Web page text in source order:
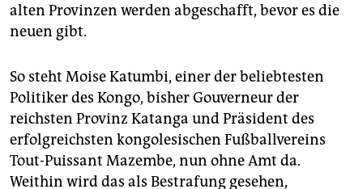
alten Provinzen werden abgeschafft, bevor es die
neuen gibt.
So steht Moise Katumbi, einer der beliebtesten
Politiker des Kongo, bisher Gouverneur der
reichsten Provinz Katanga und Präsident des
erfolgreichsten kongolesischen Fußballvereins
Tout-Puissant Mazembe, nun ohne Amt da.
Weithin wird das als Bestrafung gesehen,